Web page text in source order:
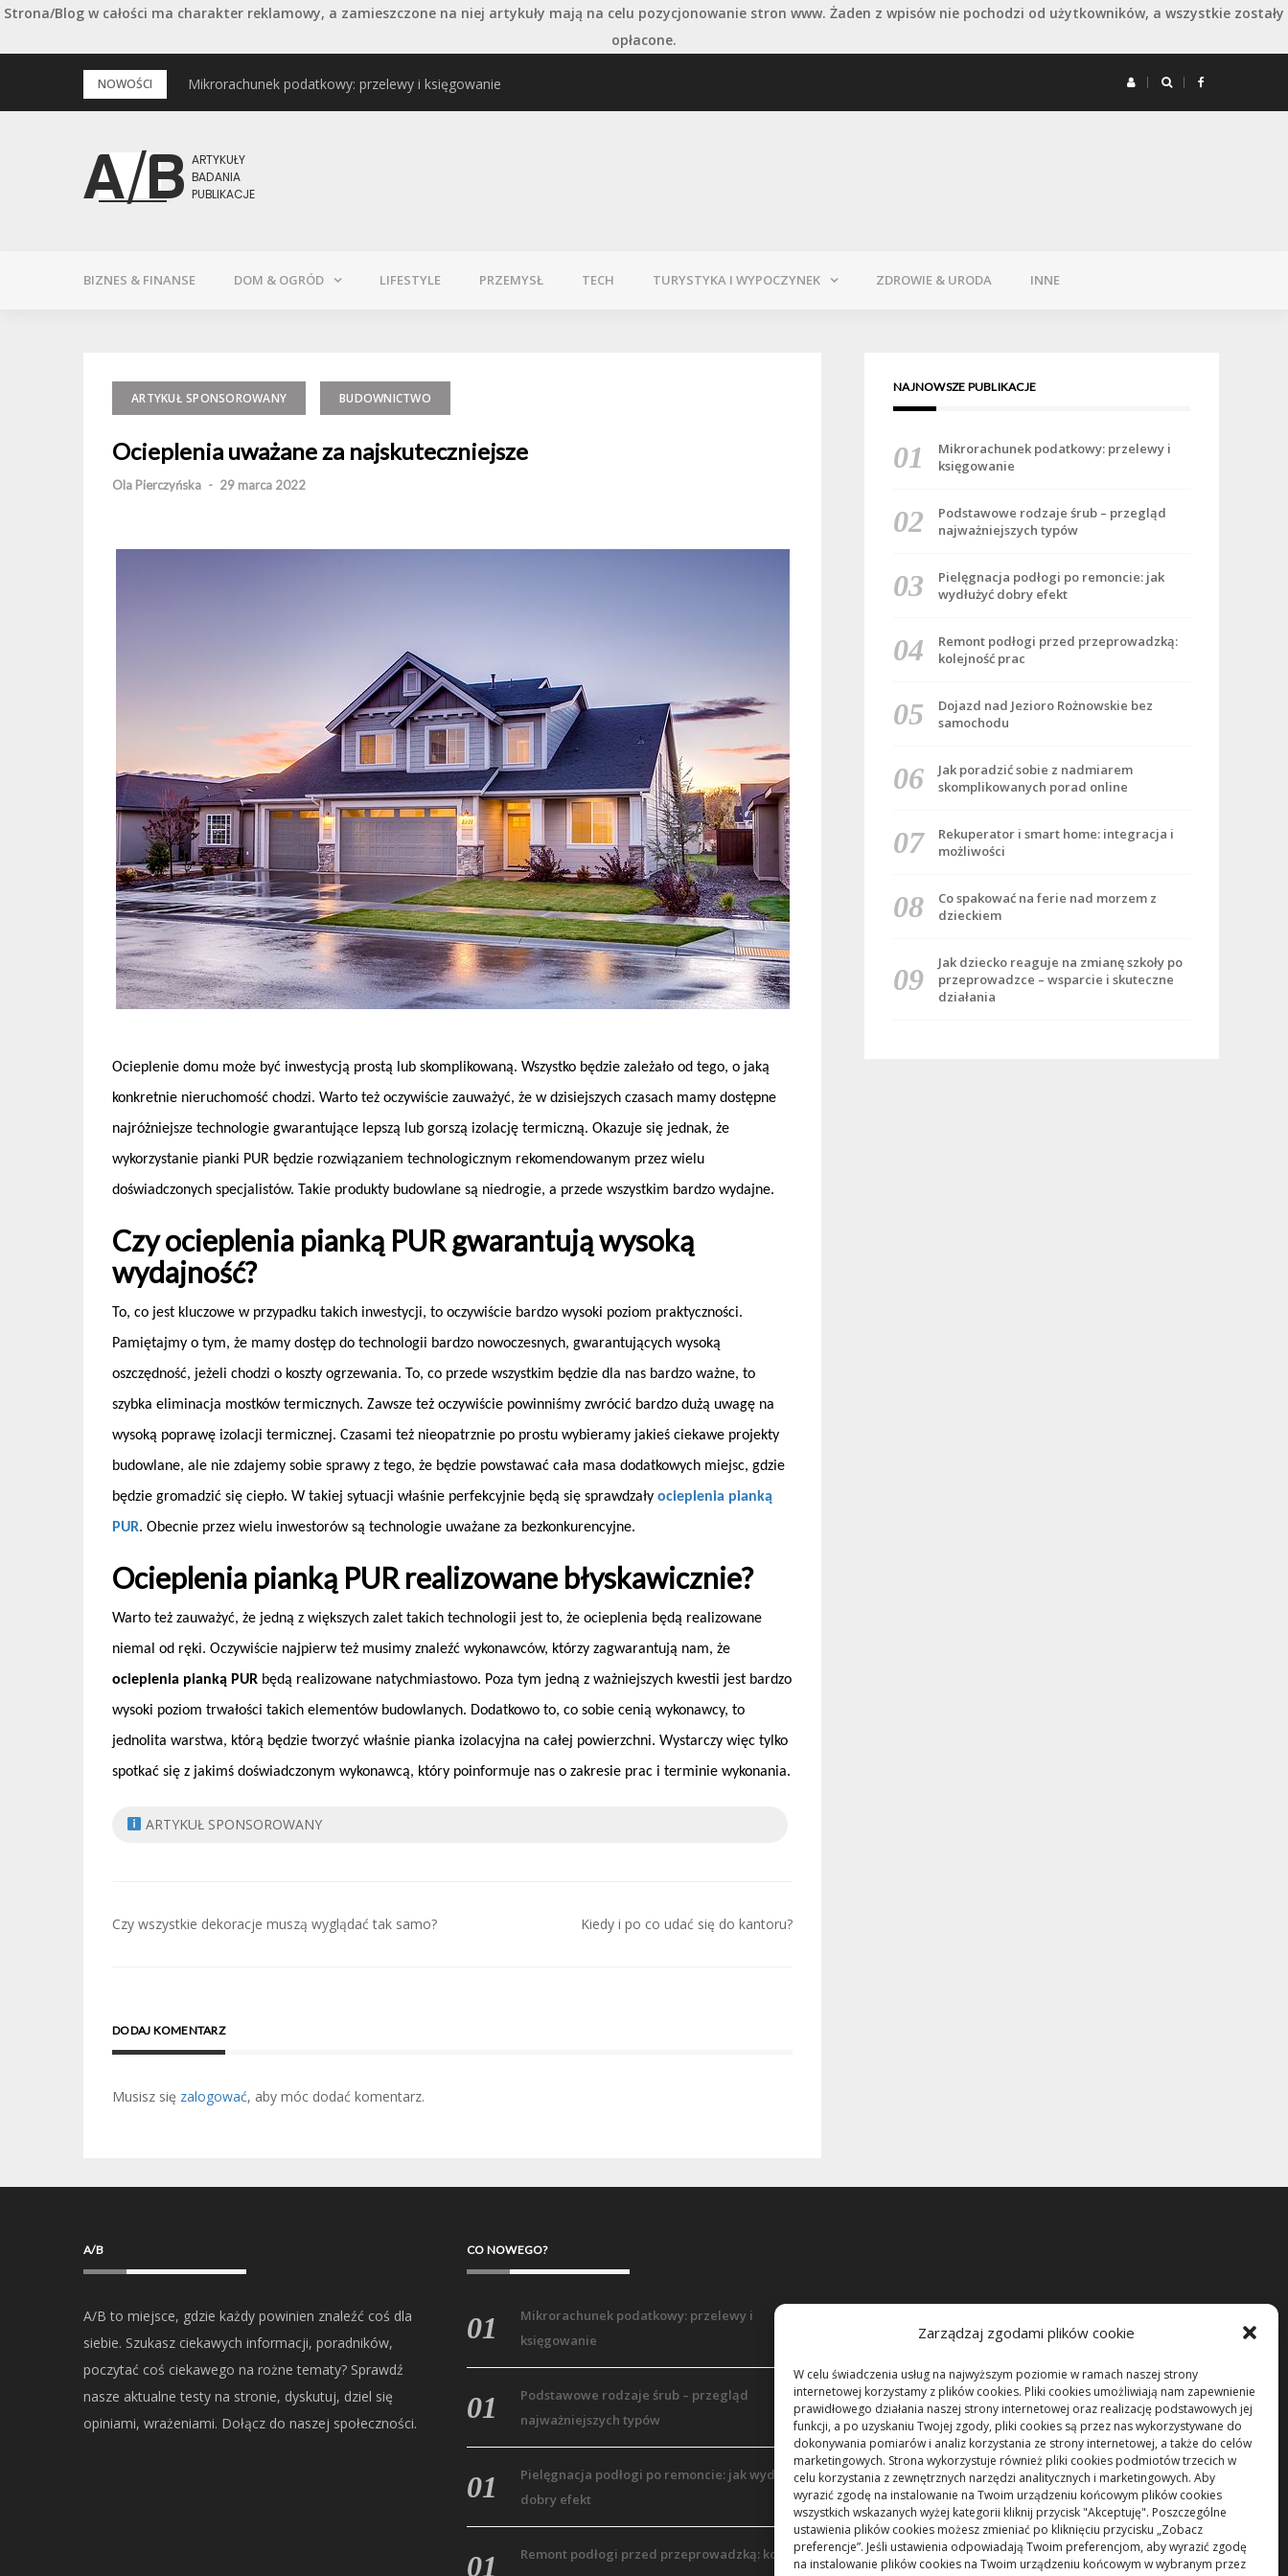
Zarządzaj zgodami plików cookie
W celu świadczenia usług na najwyższym poziomie w ramach naszej strony
internetowej korzystamy z plików cookies. Pliki cookies umożliwiają nam zapewnienie
prawidłowego działania naszej strony internetowej oraz realizację podstawowych jej
funkcji, a po uzyskaniu Twojej zgody, pliki cookies są przez nas wykorzystywane do
dokonywania pomiarów i analiz korzystania ze strony internetowej, a także do celów
marketingowych. Strona wykorzystuje również pliki cookies podmiotów trzecich w
celu korzystania z zewnętrznych narzędzi analitycznych i marketingowych. Aby
wyrazić zgodę na instalowanie na Twoim urządzeniu końcowym plików cookies
wszystkich wskazanych wyżej kategorii kliknij przycisk "Akceptuję". Poszczególne
ustawienia plików cookies możesz zmieniać po kliknięciu przycisku „Zobacz
preferencje”. Jeśli ustawienia odpowiadają Twoim preferencjom, aby wyrazić zgodę
na instalowanie plików cookies na Twoim urządzeniu końcowym w wybranym przez
Strona/Blog w całości ma charakter reklamowy, a zamieszczone na niej artykuły mają na celu pozycjonowanie stron www. Żaden z wpisów nie pochodzi od użytkowników, a wszystkie zostały
opłacone.
NOWOŚCI Mikrorachunek podatkowy: przelewy i księgowanie
Podstawowe rodzaje śrub – przegląd najważniejszych typów
BIZNES & FINANSE DOM & OGRÓD LIFESTYLE PRZEMYSŁ TECH TURYSTYKA I WYPOCZYNEK ZDROWIE & URODA INNE
ARTYKUŁ SPONSOROWANY BUDOWNICTWO
Ocieplenia uważane za najskuteczniejsze
Ola Pierczyńska - 29 marca 2022
Ocieplenie domu może być inwestycją prostą lub skomplikowaną. Wszystko będzie zależało od tego, o jaką
konkretnie nieruchomość chodzi. Warto też oczywiście zauważyć, że w dzisiejszych czasach mamy dostępne
najróżniejsze technologie gwarantujące lepszą lub gorszą izolację termiczną. Okazuje się jednak, że
wykorzystanie pianki PUR będzie rozwiązaniem technologicznym rekomendowanym przez wielu
doświadczonych specjalistów. Takie produkty budowlane są niedrogie, a przede wszystkim bardzo wydajne.
Czy ocieplenia pianką PUR gwarantują wysoką
wydajność?
To, co jest kluczowe w przypadku takich inwestycji, to oczywiście bardzo wysoki poziom praktyczności.
Pamiętajmy o tym, że mamy dostęp do technologii bardzo nowoczesnych, gwarantujących wysoką
oszczędność, jeżeli chodzi o koszty ogrzewania. To, co przede wszystkim będzie dla nas bardzo ważne, to
szybka eliminacja mostków termicznych. Zawsze też oczywiście powinniśmy zwrócić bardzo dużą uwagę na
wysoką poprawę izolacji termicznej. Czasami też nieopatrznie po prostu wybieramy jakieś ciekawe projekty
budowlane, ale nie zdajemy sobie sprawy z tego, że będzie powstawać cała masa dodatkowych miejsc, gdzie
będzie gromadzić się ciepło. W takiej sytuacji właśnie perfekcyjnie będą się sprawdzały ocieplenia pianką
PUR. Obecnie przez wielu inwestorów są technologie uważane za bezkonkurencyjne.
Ocieplenia pianką PUR realizowane błyskawicznie?
Warto też zauważyć, że jedną z większych zalet takich technologii jest to, że ocieplenia będą realizowane
niemal od ręki. Oczywiście najpierw też musimy znaleźć wykonawców, którzy zagwarantują nam, że
ocieplenia pianką PUR będą realizowane natychmiastowo. Poza tym jedną z ważniejszych kwestii jest bardzo
wysoki poziom trwałości takich elementów budowlanych. Dodatkowo to, co sobie cenią wykonawcy, to
jednolita warstwa, którą będzie tworzyć właśnie pianka izolacyjna na całej powierzchni. Wystarczy więc tylko
spotkać się z jakimś doświadczonym wykonawcą, który poinformuje nas o zakresie prac i terminie wykonania.
ARTYKUŁ SPONSOROWANY
Nawigacja
Czy wszystkie dekoracje muszą wyglądać tak samo? Kiedy i po co udać się do kantoru?
DODAJ KOMENTARZ
Musisz się zalogować, aby móc dodać komentarz.
NAJNOWSZE PUBLIKACJE
Mikrorachunek podatkowy: przelewy i
księgowanie
Podstawowe rodzaje śrub – przegląd
najważniejszych typów
Pielęgnacja podłogi po remoncie: jak
wydłużyć dobry efekt
Remont podłogi przed przeprowadzką:
kolejność prac
Dojazd nad Jezioro Rożnowskie bez
samochodu
Jak poradzić sobie z nadmiarem
skomplikowanych porad online
Rekuperator i smart home: integracja i
możliwości
Co spakować na ferie nad morzem z
dzieckiem
Jak dziecko reaguje na zmianę szkoły po
przeprowadzce – wsparcie i skuteczne
działania
A/B
A/B to miejsce, gdzie każdy powinien znaleźć coś dla
siebie. Szukasz ciekawych informacji, poradników,
poczytać coś ciekawego na rożne tematy? Sprawdź
nasze aktualne testy na stronie, dyskutuj, dziel się
opiniami, wrażeniami. Dołącz do naszej społeczności.
CO NOWEGO?
Mikrorachunek podatkowy: przelewy i
księgowanie
Podstawowe rodzaje śrub – przegląd
najważniejszych typów
Pielęgnacja podłogi po remoncie: jak wydłużyć
dobry efekt
Remont podłogi przed przeprowadzką: kolejność